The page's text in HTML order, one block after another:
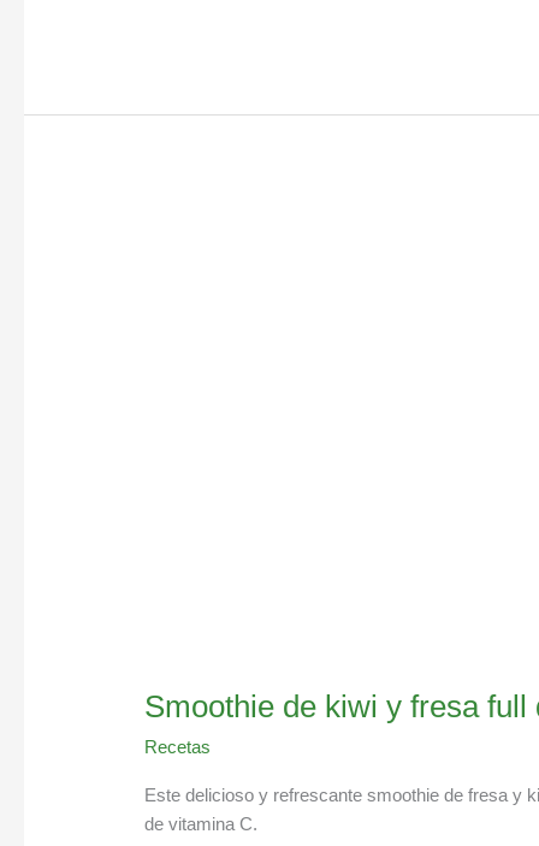
Smoothie de kiwi y fresa full
Recetas
Este delicioso y refrescante smoothie de fresa y
de vitamina C.